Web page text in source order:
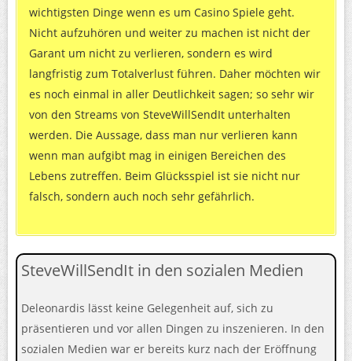
wichtigsten Dinge wenn es um Casino Spiele geht.
Nicht aufzuhören und weiter zu machen ist nicht der
Garant um nicht zu verlieren, sondern es wird
langfristig zum Totalverlust führen. Daher möchten wir
es noch einmal in aller Deutlichkeit sagen; so sehr wir
von den Streams von SteveWillSendIt unterhalten
werden. Die Aussage, dass man nur verlieren kann
wenn man aufgibt mag in einigen Bereichen des
Lebens zutreffen. Beim Glücksspiel ist sie nicht nur
falsch, sondern auch noch sehr gefährlich.
SteveWillSendIt in den sozialen Medien
Deleonardis lässt keine Gelegenheit auf, sich zu
präsentieren und vor allen Dingen zu inszenieren. In den
sozialen Medien war er bereits kurz nach der Eröffnung